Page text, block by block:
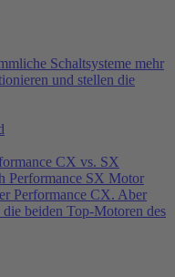
Schaltsysteme mehr
und stellen die
CX vs. SX
Performance SX Motor
Performance CX. Aber
beiden Top-Motoren des